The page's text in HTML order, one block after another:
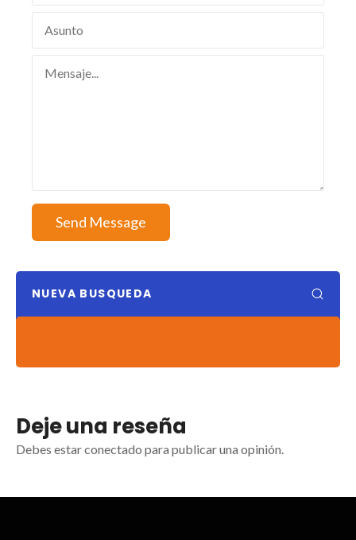
Send Message
NUEVA BUSQUEDA
Deje una reseña
Debes estar conectado para publicar una opinión.